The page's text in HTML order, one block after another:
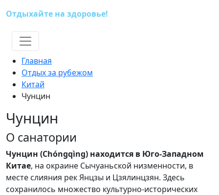
Отдыхайте на здоровье!
Главная
Отдых за рубежом
Китай
Чунцин
Чунцин
О санатории
Чунцин (Chóngqìng) находится в Юго-Западном
Китае, на окраине Сычуаньской низменности, в
месте слияния рек Янцзы и Цзялинцзян. Здесь
сохранилось множество культурно-исторических